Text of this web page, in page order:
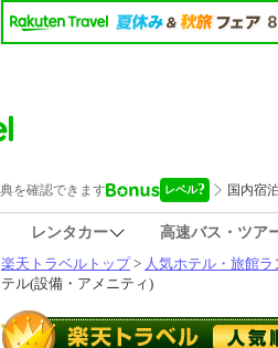
レンタカー
高速バス・ツア
楽天トラベルトップ> 人気ホテル・旅館ラ
テル(設備・アメニティ)